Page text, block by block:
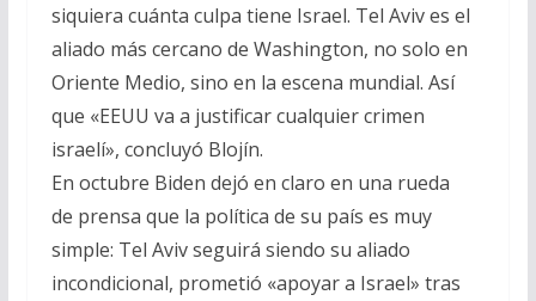
siquiera cuánta culpa tiene Israel. Tel Aviv es el
aliado más cercano de Washington, no solo en
Oriente Medio, sino en la escena mundial. Así
que «EEUU va a justificar cualquier crimen
israelí», concluyó Blojín.
En octubre Biden dejó en claro en una rueda
de prensa que la política de su país es muy
simple: Tel Aviv seguirá siendo su aliado
incondicional, prometió «apoyar a Israel» tras